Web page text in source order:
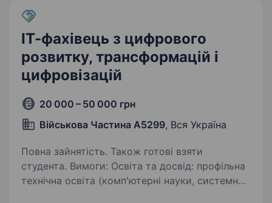
ІТ-фахівець з цифрового
розвитку, трансформацій і
цифровізацій
20 000 – 50 000 грн
Військова Частина А5299, Вся Україна
Повна зайнятість. Також готові взяти
студента. Вимоги: Освіта та досвід: профільна
технічна освіта (комп'ютерні науки, системне